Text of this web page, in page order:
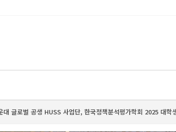
대 글로벌 공생 HUSS 사업단, 한국정책분석평가학회 2025 대학